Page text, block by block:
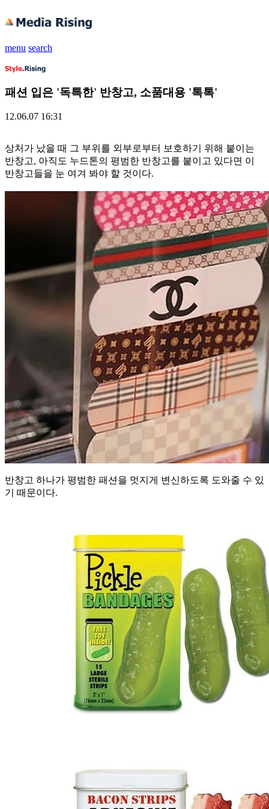
menu search
패션 입은 '독특한' 반창고, 소품대용 '톡톡'
12.06.07 16:31
상처가 났을 때 그 부위를 외부로부터 보호하기 위해 붙이는
반창고, 아직도 누드톤의 평범한 반창고를 붙이고 있다면 이
반창고들을 눈 여겨 봐야 할 것이다.
반창고 하나가 평범한 패션을 멋지게 변신하도록 도와줄 수 있
기 때문이다.